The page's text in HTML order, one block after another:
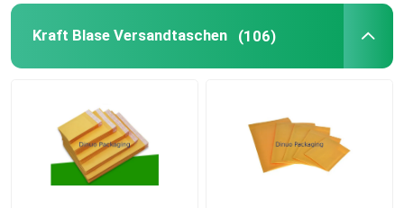
Kraft Blase Versandtaschen (106)